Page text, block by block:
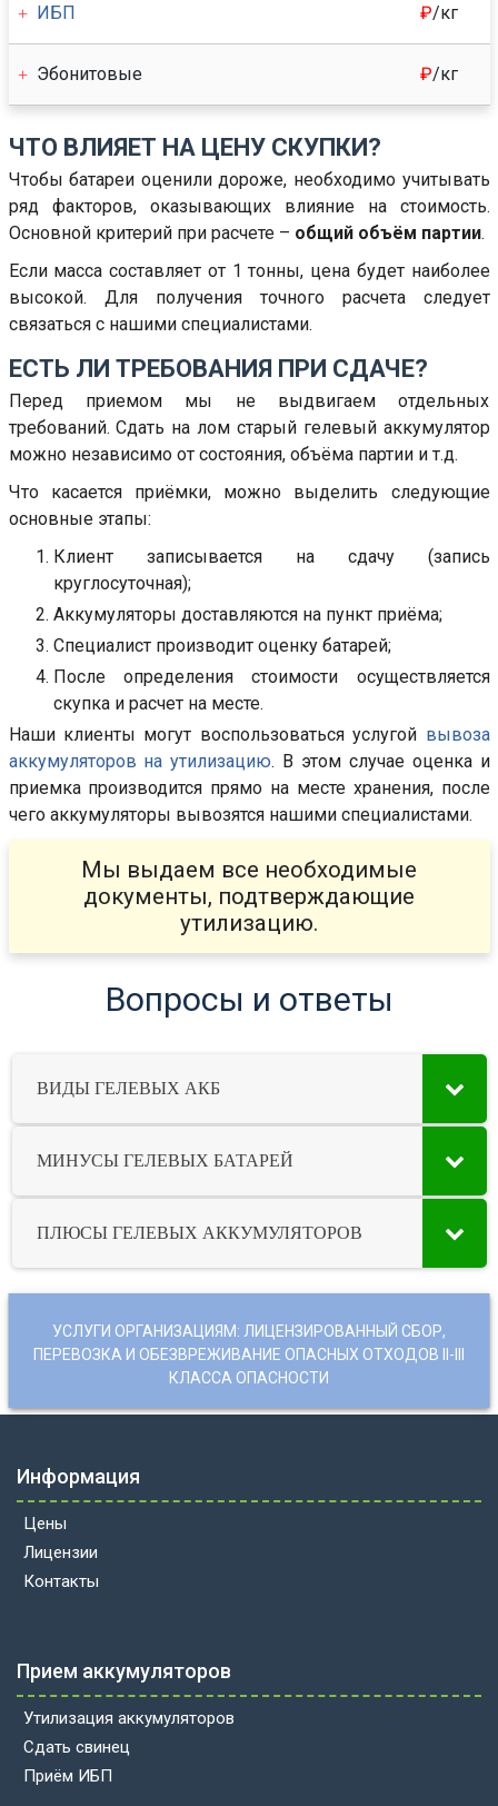
ИБП ₽/кг
Эбонитовые ₽/кг
ЧТО ВЛИЯЕТ НА ЦЕНУ СКУПКИ?
Чтобы батареи оценили дороже, необходимо учитывать
ряд факторов, оказывающих влияние на стоимость.
Основной критерий при расчете – общий объём партии.
Если масса составляет от 1 тонны, цена будет наиболее
высокой. Для получения точного расчета следует
связаться с нашими специалистами.
ЕСТЬ ЛИ ТРЕБОВАНИЯ ПРИ СДАЧЕ?
Перед приемом мы не выдвигаем отдельных
требований. Сдать на лом старый гелевый аккумулятор
можно независимо от состояния, объёма партии и т.д.
Что касается приёмки, можно выделить следующие
основные этапы:
Клиент записывается на сдачу (запись
круглосуточная);
Аккумуляторы доставляются на пункт приёма;
Специалист производит оценку батарей;
После определения стоимости осуществляется
скупка и расчет на месте.
Наши клиенты могут воспользоваться услугой вывоза
аккумуляторов на утилизацию. В этом случае оценка и
приемка производится прямо на месте хранения, после
чего аккумуляторы вывозятся нашими специалистами.
Мы выдаем все необходимые
документы, подтверждающие
утилизацию.
Вопросы и ответы
ВИДЫ ГЕЛЕВЫХ АКБ
МИНУСЫ ГЕЛЕВЫХ БАТАРЕЙ
ПЛЮСЫ ГЕЛЕВЫХ АККУМУЛЯТОРОВ
УСЛУГИ ОРГАНИЗАЦИЯМ: ЛИЦЕНЗИРОВАННЫЙ СБОР,
ПЕРЕВОЗКА И ОБЕЗВРЕЖИВАНИЕ ОПАСНЫХ ОТХОДОВ II-III
КЛАССА ОПАСНОСТИ
Информация
Цены
Лицензии
Контакты
Прием аккумуляторов
Утилизация аккумуляторов
Сдать свинец
Приём ИБП